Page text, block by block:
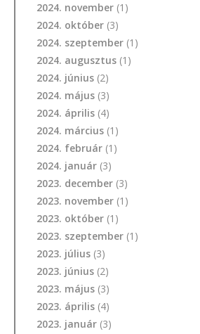
2024. november (1)
2024. október (3)
2024. szeptember (1)
2024. augusztus (1)
2024. június (2)
2024. május (3)
2024. április (4)
2024. március (1)
2024. február (1)
2024. január (3)
2023. december (3)
2023. november (1)
2023. október (1)
2023. szeptember (1)
2023. július (3)
2023. június (2)
2023. május (3)
2023. április (4)
2023. január (3)